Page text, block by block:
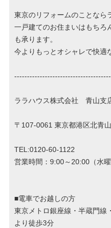
東京のリフォームのことなら
一戸建てのお住まいはもちろ
も承ります。
今よりもっとオシャレで快適
ララハウス株式会社 青山支
〒107-0061 東京都港区北青
TEL:0120-60-1122
営業時間：9:00～20:00（水曜
■電車でお越しの方
東京メトロ銀座線・半蔵門線
より徒歩3分